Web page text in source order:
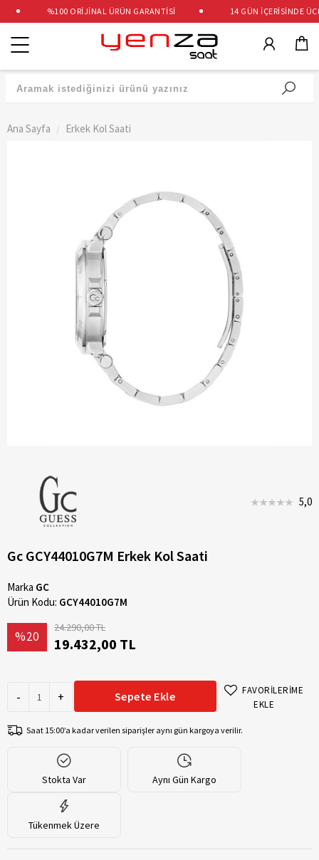
%100 ORİJİNAL ÜRÜN GARANTİSİ 14 GÜN İÇERİSİNDE
Kategoriler
Ana Sayfa Erkek Kol Saati
5,0
Gc GCY44010G7M Erkek Kol Saati
Marka GC
Ürün Kodu: GCY44010G7M
%20
24.290,00 TL
19.432,00 TL
- + Sepete Ekle
FAVORİLERİME
EKLE
Saat 15:00’a kadar verilen siparişler aynı gün kargoya verilir.
Stokta Var Aynı Gün Kargo
Tükenmek Üzere